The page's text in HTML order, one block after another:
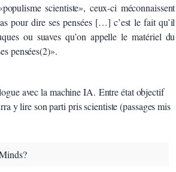
scientiste», ceux-ci méconnaissent
pour dire ses pensées […] c’est le fait qu’il
ou suaves qu’on appelle le matériel du
pensées(2)».
avec la machine IA. Entre état objectif
y lire son parti pris scientiste (passages mis